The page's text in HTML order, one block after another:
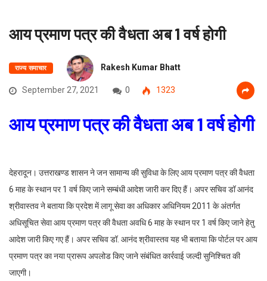
आय प्रमाण पत्र की वैधता अब 1 वर्ष होगी
राज्य समाचार Rakesh Kumar Bhatt
September 27, 2021 0 1323
आय प्रमाण पत्र की वैधता अब 1 वर्ष होगी
देहरादून। उत्तराखण्ड शासन ने जन सामान्य की सुविधा के लिए आय प्रमाण पत्र की वैधता
6 माह के स्थान पर 1 वर्ष किए जाने सम्बंधी आदेश जारी कर दिए हैं। अपर सचिव डॉ आनंद
श्रीवास्तव ने बताया कि प्रदेश में लागू सेवा का अधिकार अधिनियम 2011 के अंतर्गत
अधिसूचित सेवा आय प्रमाण पत्र की वैधता अवधि 6 माह के स्थान पर 1 वर्ष किए जाने हेतु
आदेश जारी किए गए हैं। अपर सचिव डॉ. आनंद श्रीवास्तव यह भी बताया कि पोर्टल पर आय
प्रमाण पत्र का नया प्रारूप अपलोड किए जाने संबंधित कार्रवाई जल्दी सुनिश्चित की
जाएगी।